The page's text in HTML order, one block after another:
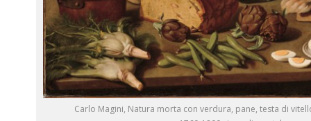
Carlo Magini, Natura morta con verdura, pane, testa di